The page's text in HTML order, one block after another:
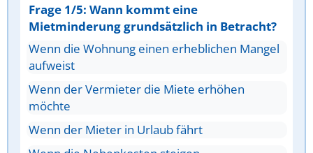
Frage 1/5: Wann kommt eine
Mietminderung grundsätzlich in Betracht?
Wenn die Wohnung einen erheblichen Mangel
aufweist
Wenn der Vermieter die Miete erhöhen
möchte
Wenn der Mieter in Urlaub fährt